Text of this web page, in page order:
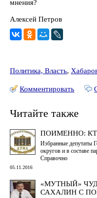
мнения?
Алексей Петров
Политика, Власть,
Комментировать
Читайте также
ПОИМЕННО:
Избранные депутаты
округов и в составе
Справочно
05.11.2016
«МУТНЫЙ»
САХАЛИН С